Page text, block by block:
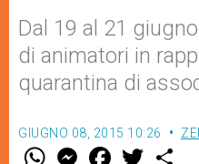
Dal 19 al 21
di animatori in
quarantina di
GIUGNO 08, 2015 10:26
W M F